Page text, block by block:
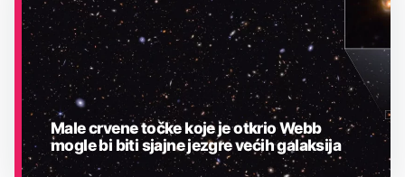
Male crvene točke koje je otkrio Webb
mogle bi biti sjajne jezgre većih galaksija